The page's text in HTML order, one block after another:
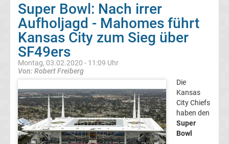
Gewinner
Top-
Aktuell
Bundesliga
Tabelle
Bundesliga
Ergebnisse
Super Bowl: Nach irrer
Aufholjagd - Mahomes führt
Kansas City zum Sieg über
SF49ers
Montag, 03.02.2020 - 11:09 Uhr
Von: Robert Freiberg
Die
Kansas
City Chiefs
haben den
Super
Bowl